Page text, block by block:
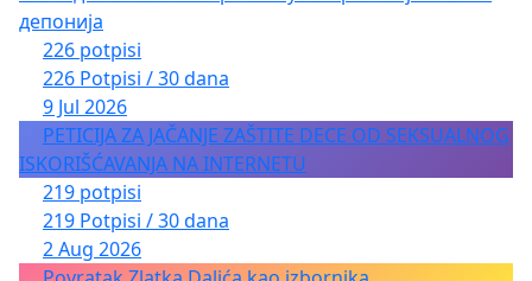
депонија
226 potpisi
226 Potpisi / 30 dana
9 Jul 2026
PETICIJA ZA JAČANJE ZAŠTITE DECE OD SEKSUALNOG
ISKORIŠĆAVANJA NA INTERNETU
219 potpisi
219 Potpisi / 30 dana
2 Aug 2026